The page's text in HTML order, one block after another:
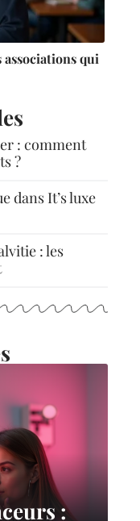
qui
: comment
?
dans It’s luxe
: les
: